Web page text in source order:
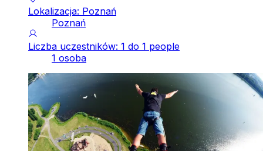
Lokalizacja: Poznań
Poznań
Liczba uczestników: 1 do 1 people
1 osoba